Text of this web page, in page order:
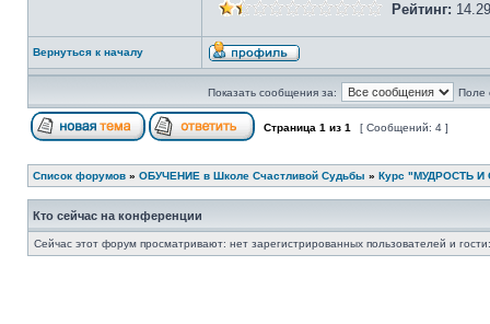
Рейтинг:
Вернуться к началу
Показать сообщения за: Поле
Страница 1 из 1 [ Сообщений: 4 ]
Список форумов » ОБУЧЕНИЕ в Школе Счастливой Судьбы » Курс "МУДРОСТЬ
Кто сейчас на конференции
Сейчас этот форум просматривают: нет зарегистрированных пользователей и